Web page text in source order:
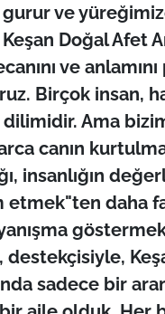
gurur ve
Doğal Afet
ve
Birçok insan,
Ama
canın
insanlığın
etmek"ten daha
sadece bir